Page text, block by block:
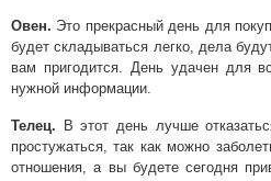
Овен. Это прекрасный день для
будет складываться легко, дела
вам пригодится. День удачен для
нужной информации.
Телец.
В этот день лучше
простужаться, так как можно
отношения, а вы будете сегодня